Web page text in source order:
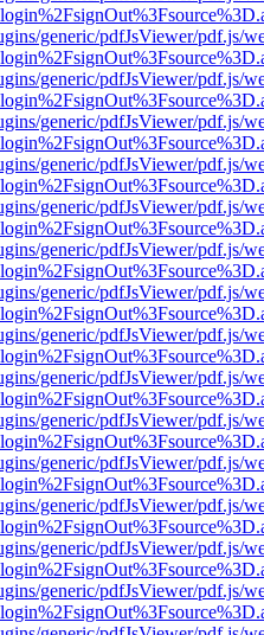
generic/pdfJsViewer/pdf.js/
generic/pdfJsViewer/pdf.js/
generic/pdfJsViewer/pdf.js/
generic/pdfJsViewer/pdf.js/
generic/pdfJsViewer/pdf.js/
generic/pdfJsViewer/pdf.js/
generic/pdfJsViewer/pdf.js/
generic/pdfJsViewer/pdf.js/
generic/pdfJsViewer/pdf.js/
generic/pdfJsViewer/pdf.js/
generic/pdfJsViewer/pdf.js/
generic/pdfJsViewer/pdf.js/
generic/pdfJsViewer/pdf.js/
generic/pdfJsViewer/pdf.js/